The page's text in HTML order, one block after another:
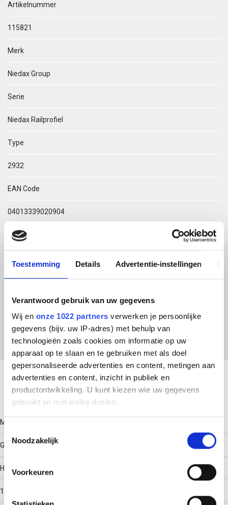
Toestemming Details Advertentie-instellingen
Verantwoord gebruik van uw gegevens
Wij en onze 1022 partners verwerken je persoonlijke
gegevens (bijv. uw IP-adres) met behulp van
technologieën zoals cookies om informatie op uw
apparaat op te slaan en te gebruiken met als doel
gepersonaliseerde advertenties en content, metingen aan
advertenties en content, inzicht in publiek en
productontwikkeling. U kunt kiezen wie uw gegevens
gebruikt en met welke doelen.
Informatie verzamelen over uw geografische locatie,
Uw apparaat identificeren door het actief te scannen
op specifieke eigenschappen (fingerprinting)
Noodzakelijk
Voorkeuren
Artikelnummer
115821
Merk
Niedax Group
Serie
Niedax Railprofiel
Type
2932
EAN Code
04013339020904
Technische omschrijving
ETIM Klasse
EC001285 - Montagerail voor elektrische/industriële
regelapparatuur
Download productsheet
Technische gegevens
Model
G-rail
Hoogte
15